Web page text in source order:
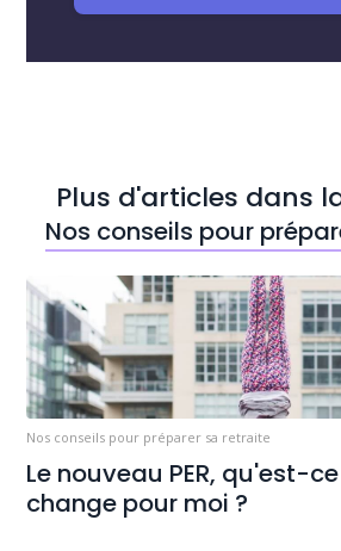
Plus d'articles dans
Nos conseils pour
Nos conseils pour préparer sa retraite
Le nouveau PER, qu'est-
change pour moi ?